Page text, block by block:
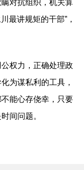
对抗组织，机关算
最讲规矩的干部”，
权力，正确处理政
为谋私利的工具，
能心存侥幸，只要
间问题。